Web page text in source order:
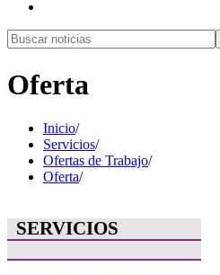
Oferta
Inicio/
Servicios/
Ofertas de Trabajo/
Oferta/
SERVICIOS